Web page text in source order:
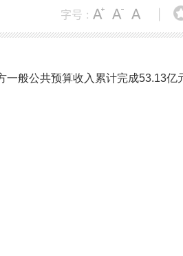
字号 :
般公共预算收入累计完成53.13亿